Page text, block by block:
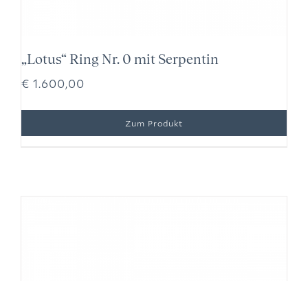
„Lotus“ Ring Nr. 0 mit Serpentin
€ 1.600,00